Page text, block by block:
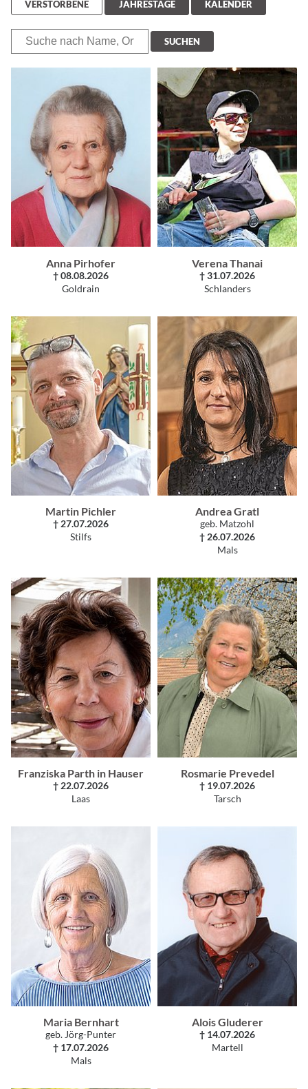
VERSTORBENE JAHRESTAGE KALENDER
SUCHEN
Anna Pirhofer
† 08.08.2026
Goldrain
Verena Thanai
† 31.07.2026
Schlanders
Martin Pichler
† 27.07.2026
Stilfs
Andrea Gratl
geb. Matzohl
† 26.07.2026
Mals
Franziska Parth in Hauser
† 22.07.2026
Laas
Rosmarie Prevedel
† 19.07.2026
Tarsch
Maria Bernhart
geb. Jörg-Punter
† 17.07.2026
Mals
Alois Gluderer
† 14.07.2026
Martell